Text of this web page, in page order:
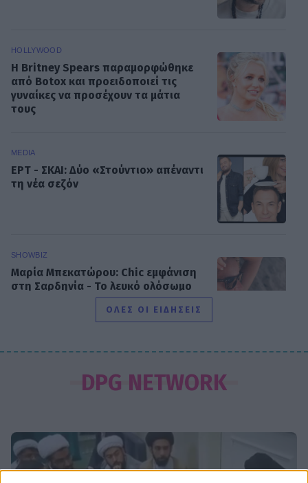
HOLLYWOOD
Η Britney Spears παραμορφώθηκε
από Botox και προειδοποιεί τις
γυναίκες να προσέχουν τα μάτια
τους
MEDIA
ΕΡΤ - ΣΚΑΙ: Δύο «Στούντιο» απέναντι
τη νέα σεζόν
SHOWBIZ
Μαρία Μπεκατώρου: Chic εμφάνιση
στη Σαρδηνία - Το λευκό ολόσωμο
μαγιό της με το ιδιαίτερο κέντημα
Χωρισμός μετά από οκτώ χρόνια
γάμου! Η ανακοίνωση και η επιθυμία
SHOWBIZ
ΟΛΕΣ ΟΙ ΕΙΔΗΣΕΙΣ
DPG NETWORK